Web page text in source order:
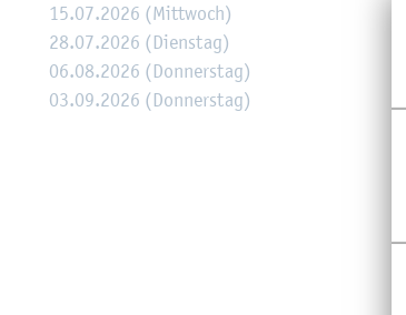
15.07.2026 (Mitt­woch)
28.07.2026 (Diens­tag)
06.08.2026 (Don­ners­tag)
03.09.2026 (Don­ners­tag)